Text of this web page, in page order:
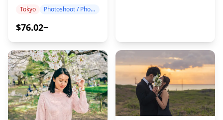
Smartphone!
Tokyo Photoshoot / Photo tour
$76.02~